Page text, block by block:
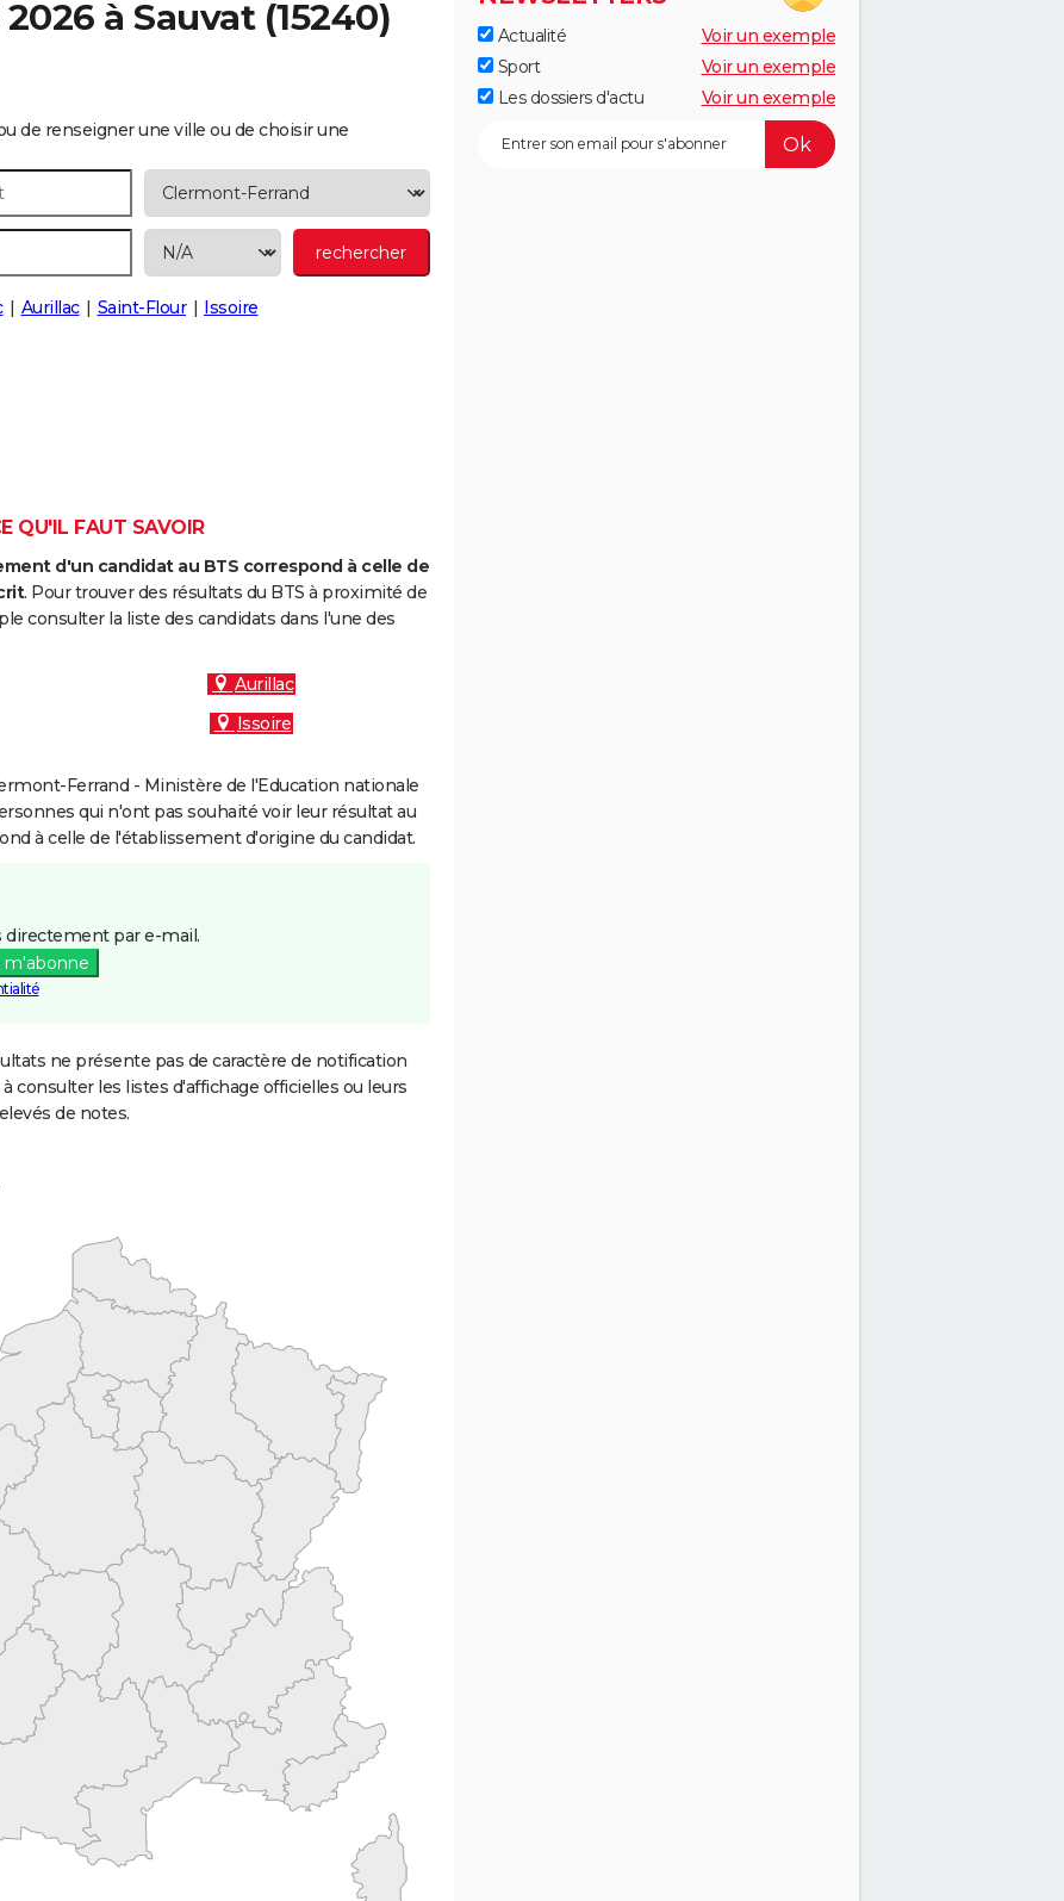
à Sauvat(15240)
de renseigner une ville ou de choisir une
Aurillac Saint-Flour Issoire
QU'IL FAUT SAVOIR
d'un candidat au BTS correspond à celle de
. Pour trouver des résultats du BTS à proximité de
consulter la liste des candidats dans l'une des
Aurillac
Issoire
Ferrand - Ministère de l'Education nationale
qui n'ont pas souhaité voir leur résultat au
à celle de l'établissement d'origine du candidat.
directement par e-mail.
m'abonne
ne présente pas de caractère de notification
consulter les listes d'affichage officielles ou leurs
de notes.
Actualité
Voir un exemple
Sport
Voir un exemple
Les dossiers d'actu
Voir un exemple